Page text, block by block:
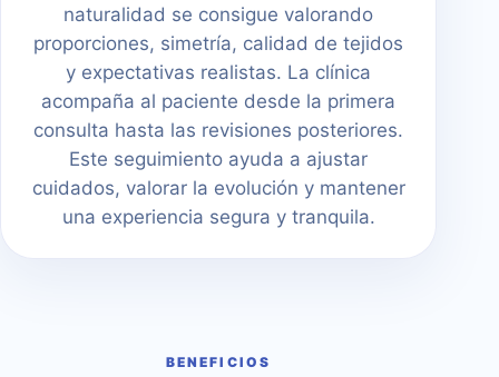
naturalidad se consigue valorando
proporciones, simetría, calidad de tejidos
y expectativas realistas. La clínica
acompaña al paciente desde la primera
consulta hasta las revisiones posteriores.
Este seguimiento ayuda a ajustar
cuidados, valorar la evolución y mantener
una experiencia segura y tranquila.
BENEFICIOS